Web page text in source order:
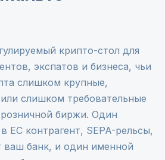
крипто-стол для
экспатов и бизнеса, чьи
слишком крупные,
слишком требовательные
биржи. Один
ЕС контрагент, SEPA-рельсы,
ваш банк, и один именной